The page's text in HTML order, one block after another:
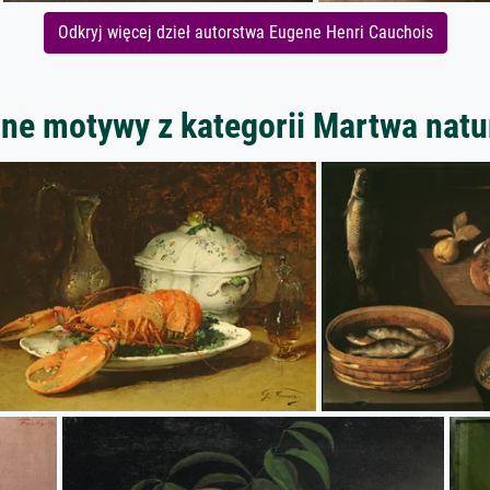
Odkryj więcej dzieł autorstwa Eugene Henri Cauchois
motywy z kategorii Martwa